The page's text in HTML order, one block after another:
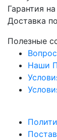
Гарантия
Доставка
Полезные
Наши